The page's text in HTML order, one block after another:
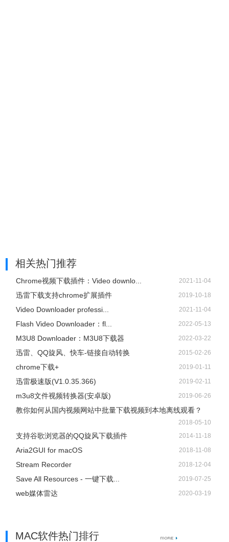
Folx for Mac联系方式
相关热门推荐
Chrome视频下载插件：Video downlo... 2021-11-04
迅雷下载支持chrome扩展插件 2019-10-18
Video Downloader professi... 2021-11-04
Flash Video Downloader：fl... 2022-05-13
M3U8 Downloader：M3U8下载器 2022-03-22
迅雷、QQ旋风、快车-链接自动转换 2015-02-26
chrome下载+ 2019-01-11
迅雷极速版(V1.0.35.366) 2019-02-11
m3u8文件视频转换器(安卓版) 2019-06-26
教你如何从国内视频网站中批量下载视频到本地离线观看？
2018-05-10
支持谷歌浏览器的QQ旋风下载插件 2014-11-18
Aria2GUI for macOS 2018-11-08
Stream Recorder 2018-12-04
Save All Resources - 一键下载... 2019-07-25
web媒体雷达 2020-03-19
MAC软件热门排行